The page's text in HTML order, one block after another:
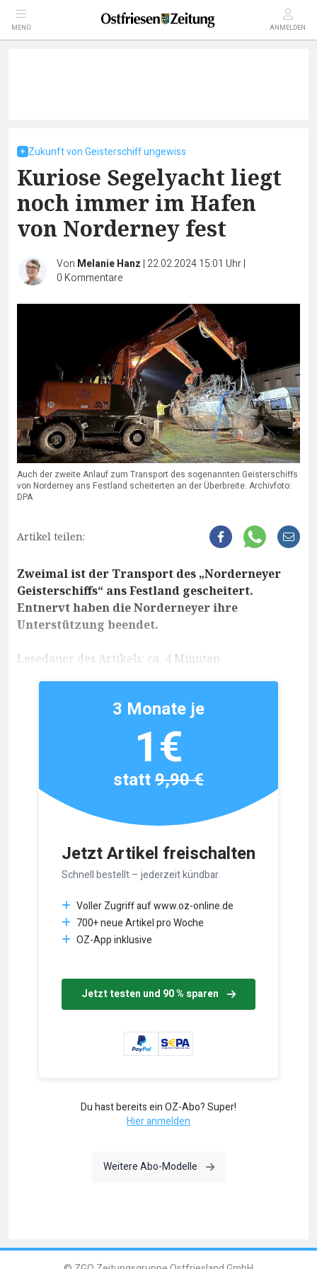
MENÜ ANMELDEN
Zukunft von Geisterschiff ungewiss
Kuriose Segelyacht liegt
noch immer im Hafen
von Norderney fest
Von Melanie Hanz | 22.02.2024 15:01 Uhr|
0 Kommentare
Auch der zweite Anlauf zum Transport des sogenannten Geisterschiffs
von Norderney ans Festland scheiterten an der Überbreite. Archivfoto:
DPA
Artikel teilen:
Zweimal ist der Transport des „Norderneyer
Geisterschiffs“ ans Festland gescheitert.
Entnervt haben die Norderneyer ihre
Unterstützung beendet.
Lesedauer des Artikels: ca. 4 Minuten
Jetzt Artikel freischalten
Schnell bestellt – jederzeit kündbar.
Voller Zugriff auf www.oz-online.de
700+ neue Artikel pro Woche
OZ-App inklusive
Jetzt testen und 90 % sparen
3 Monate je
1€
statt9,90 €
Du hast bereits ein OZ-Abo? Super!
Hier anmelden
Weitere Abo-Modelle